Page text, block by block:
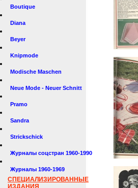
Boutique
Diana
Beyer
Knipmode
Modische Maschen
Neue Mode - Neuer Schnitt
Pramo
Sandra
Strickschick
Журналы соцстран 1960-1990
Журналы 1960-1969
СПЕЦИАЛИЗИРОВАННЫЕ
ИЗДАНИЯ